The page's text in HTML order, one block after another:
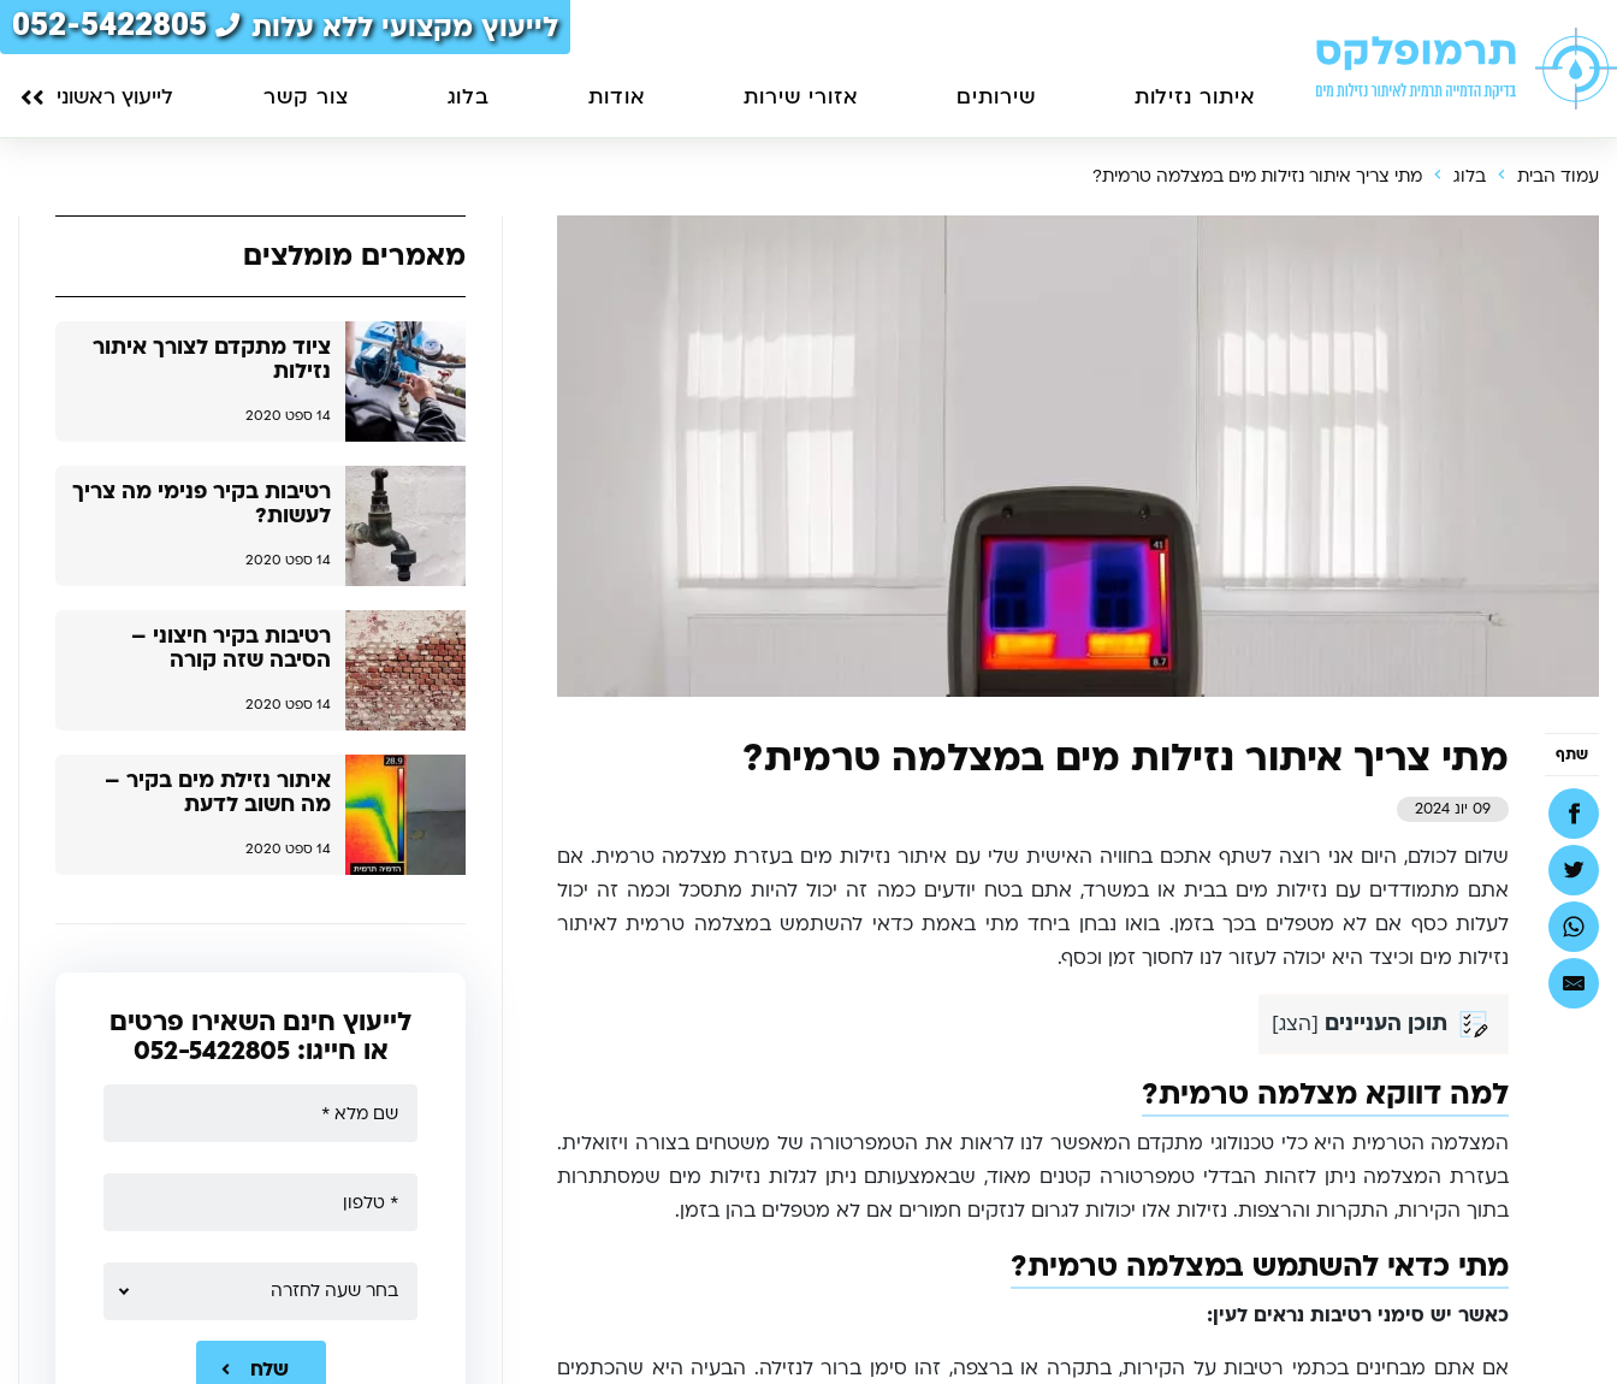
לייעוץ מקצועי ללא עלות 052-5422805
איתור נזילות שירותים אזורי שירות אודות בלוג צור קשר לייעוץ ראשוני
עמוד הבית בלוג מתי צריך איתור נזילות מים במצלמה טרמית?
שתף מתי צריך איתור נזילות מים במצלמה טרמית?
09 יונ 2024
שלום לכולם, היום אני רוצה לשתף אתכם בחוויה האישית שלי עם איתור נזילות מים בעזרת מצלמה טרמית. אם
אתם מתמודדים עם נזילות מים בבית או במשרד, אתם בטח יודעים כמה זה יכול להיות מתסכל וכמה זה יכול
לעלות כסף אם לא מטפלים בכך בזמן. בואו נבחן ביחד מתי באמת כדאי להשתמש במצלמה טרמית לאיתור
נזילות מים וכיצד היא יכולה לעזור לנו לחסוך זמן וכסף.
תוכן העניינים [הצג]
למה דווקא מצלמה טרמית?
המצלמה הטרמית היא כלי טכנולוגי מתקדם המאפשר לנו לראות את הטמפרטורה של משטחים בצורה ויזואלית.
בעזרת המצלמה ניתן לזהות הבדלי טמפרטורה קטנים מאוד, שבאמצעותם ניתן לגלות נזילות מים שמסתתרות
בתוך הקירות, התקרות והרצפות. נזילות אלו יכולות לגרום לנזקים חמורים אם לא מטפלים בהן בזמן.
מתי כדאי להשתמש במצלמה טרמית?
כאשר יש סימני רטיבות נראים לעין:
אם אתם מבחינים בכתמי רטיבות על הקירות, בתקרה או ברצפה, זהו סימן ברור לנזילה. הבעיה היא שהכתמים
מאמרים מומלצים
ציוד מתקדם לצורך איתור
נזילות
14 ספט 2020
רטיבות בקיר פנימי מה צריך
לעשות?
14 ספט 2020
רטיבות בקיר חיצוני –
הסיבה שזה קורה
14 ספט 2020
איתור נזילת מים בקיר –
מה חשוב לדעת
14 ספט 2020
לייעוץ חינם השאירו פרטים
או חייגו: 052-5422805
בחר שעה לחזרה
שלח